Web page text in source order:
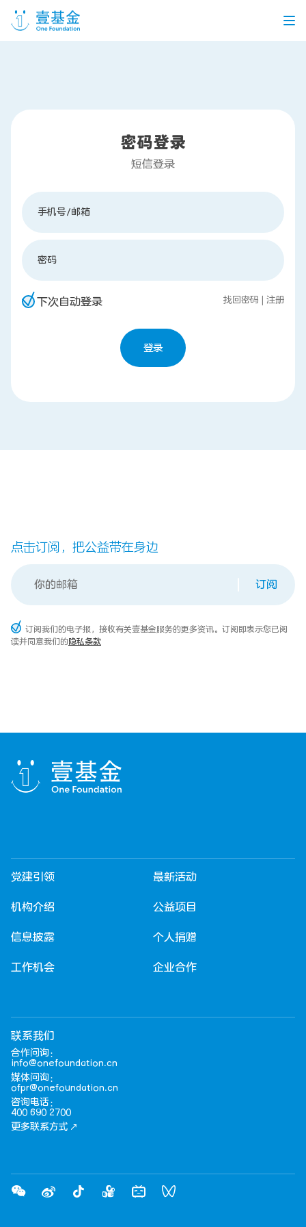
机构介绍 信息披露
企业合作
密码登录
短信登录
手机号/邮箱
密码
下次自动登录 找回密码 注册
登录
点击订阅，把公益带在身边
订阅
订阅我们的电子报，接收有关壹基金服务的更多资讯。订阅即表示您已阅
读并同意我们的隐私条款
党建引领
机构介绍
信息披露
工作机会
最新活动
公益项目
个人捐赠
企业合作
联系我们
合作问询：
info@onefoundation.cn
媒体问询：
ofpr@onefoundation.cn
咨询电话：
400 690 2700
更多联系方式